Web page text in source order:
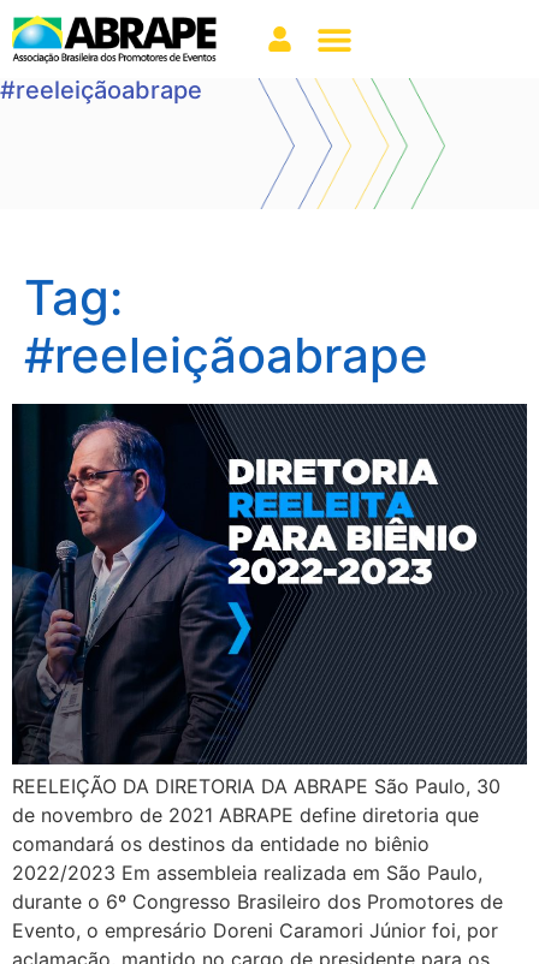
#reeleiçãoabrape
Tag:
#reeleiçãoabrape
REELEIÇÃO DA DIRETORIA DA ABRAPE São Paulo, 30
de novembro de 2021 ABRAPE define diretoria que
comandará os destinos da entidade no biênio
2022/2023 Em assembleia realizada em São Paulo,
durante o 6º Congresso Brasileiro dos Promotores de
Evento, o empresário Doreni Caramori Júnior foi, por
aclamação, mantido no cargo de presidente para os